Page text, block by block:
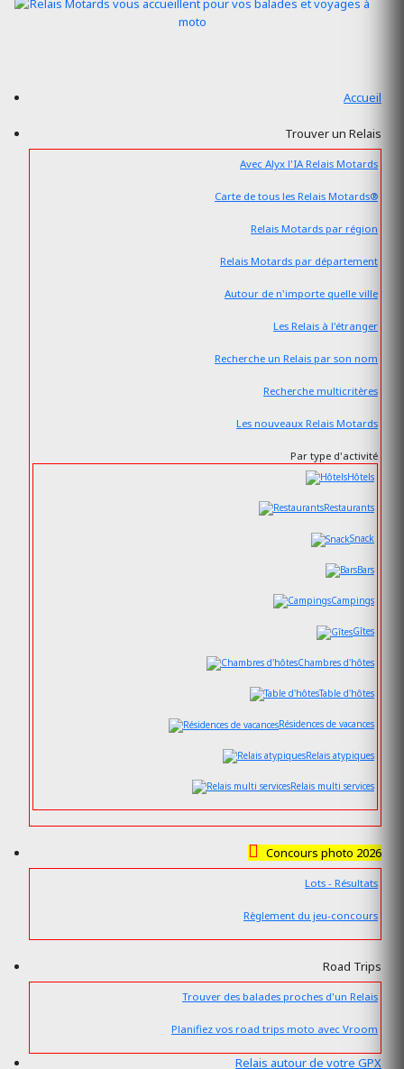
Accueil
Trouver un Relais
Avec Alyx l'IA Relais Motards
Carte de tous les Relais Motards®
Relais Motards par région
Relais Motards par département
Autour de n'importe quelle ville
Les Relais à l'étranger
Recherche un Relais par son nom
Recherche multicritères
Les nouveaux Relais Motards
Par type d'activité
Hôtels
Restaurants
Snack
Bars
Campings
Gîtes
Chambres d'hôtes
Table d'hôtes
Résidences de vacances
Relais atypiques
Relais multi services
Concours photo 2026
Lots - Résultats
Règlement du jeu-concours
Road Trips
Trouver des balades proches d'un Relais
Planifiez vos road trips moto avec Vroom
Relais autour de votre GPX